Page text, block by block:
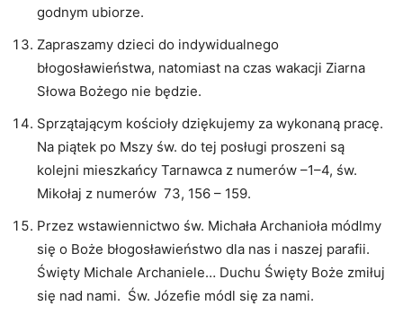
godnym ubiorze.
Zapraszamy dzieci do indywidualnego
błogosławieństwa, natomiast na czas wakacji Ziarna
Słowa Bożego nie będzie.
Sprzątającym kościoły dziękujemy za wykonaną pracę.
Na piątek po Mszy św. do tej posługi proszeni są
kolejni mieszkańcy Tarnawca z numerów –1–4, św.
Mikołaj z numerów 73, 156 – 159.
Przez wstawiennictwo św. Michała Archanioła módlmy
się o Boże błogosławieństwo dla nas i naszej parafii.
Święty Michale Archaniele… Duchu Święty Boże zmiłuj
się nad nami. Św. Józefie módl się za nami.